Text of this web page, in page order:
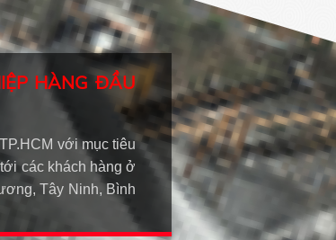
HÀNG ĐẦU
với mục tiêu
các khách hàng ở
Tây Ninh, Bình